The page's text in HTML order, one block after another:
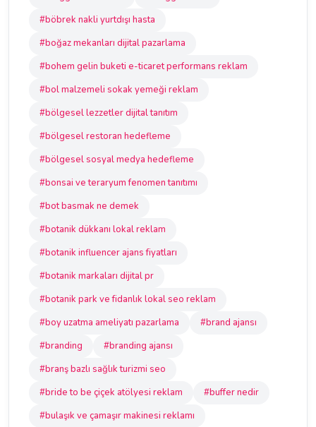
#böbrek nakli yurtdışı hasta
#boğaz mekanları dijital pazarlama
#bohem gelin buketi e-ticaret performans reklam
#bol malzemeli sokak yemeği reklam
#bölgesel lezzetler dijital tanıtım
#bölgesel restoran hedefleme
#bölgesel sosyal medya hedefleme
#bonsai ve teraryum fenomen tanıtımı
#bot basmak ne demek
#botanik dükkanı lokal reklam
#botanik influencer ajans fiyatları
#botanik markaları dijital pr
#botanik park ve fidanlık lokal seo reklam
#boy uzatma ameliyatı pazarlama
#brand ajansı
#branding
#branding ajansı
#branş bazlı sağlık turizmi seo
#bride to be çiçek atölyesi reklam
#buffer nedir
#bulaşık ve çamaşır makinesi reklamı